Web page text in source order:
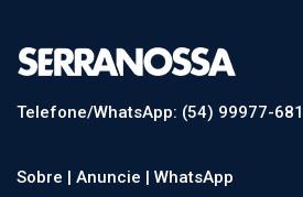
Telefone/WhatsApp: (54) 99977-
Sobre | Anuncie | WhatsApp